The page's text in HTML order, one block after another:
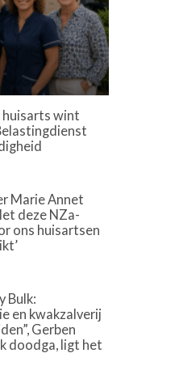
wint
Marie Annet
deze NZa-
ons huisartsen
Bulk:
en kwakzalverij
Gerben
doodga, ligt het